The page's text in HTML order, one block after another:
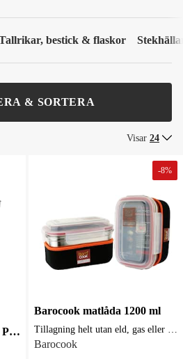
bestick & flaskor
& SORTERA
Visar 24
Primus Kamoto OpenFire Pit Large
-8%
Barocook matlåda 1200 ml
Barocook